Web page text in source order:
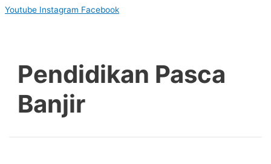
Youtube Instagram Facebook
Pendidikan Pasca
Banjir